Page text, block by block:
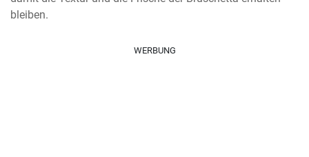
bleiben.
WERBUNG